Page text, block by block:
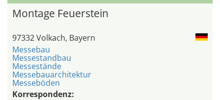
Montage Feuerstein
97332 Volkach, Bayern
Messebau
Messestandbau
Messestände
Messebauarchitektur
Messeböden
Korrespondenz: